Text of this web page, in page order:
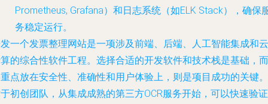
Prometheus, Grafana）和日志系统（如ELK Stack），确保
务稳定运行。
一个发票整理网站是一项涉及前端、后端、人工智能集成和云
的综合性软件工程。选择合适的开发软件和技术栈是基础，而
点放在安全性、准确性和用户体验上，则是项目成功的关键。
初创团队，从集成成熟的第三方OCR服务开始，可以快速验证